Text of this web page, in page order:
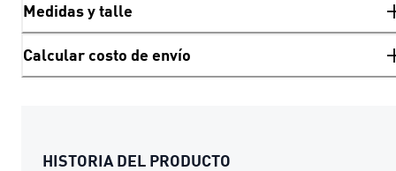
Medidas y talle
Calcular costo de envío
HISTORIA DEL PRODUCTO